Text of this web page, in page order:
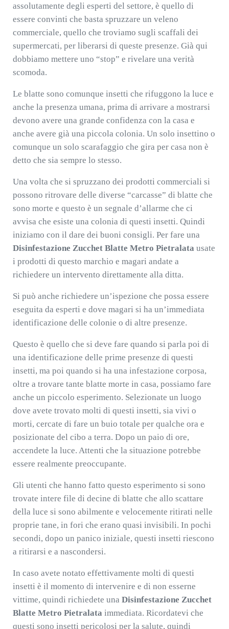
assolutamente degli esperti del settore, è quello di
essere convinti che basta spruzzare un veleno
commerciale, quello che troviamo sugli scaffali dei
supermercati, per liberarsi di queste presenze. Già qui
dobbiamo mettere uno “stop” e rivelare una verità
scomoda.
Le blatte sono comunque insetti che rifuggono la luce e
anche la presenza umana, prima di arrivare a mostrarsi
devono avere una grande confidenza con la casa e
anche avere già una piccola colonia. Un solo insettino o
comunque un solo scarafaggio che gira per casa non è
detto che sia sempre lo stesso.
Una volta che si spruzzano dei prodotti commerciali si
possono ritrovare delle diverse “carcasse” di blatte che
sono morte e questo è un segnale d’allarme che ci
avvisa che esiste una colonia di questi insetti. Quindi
iniziamo con il dare dei buoni consigli. Per fare una
Disinfestazione Zucchet Blatte Metro Pietralata usate
i prodotti di questo marchio e magari andate a
richiedere un intervento direttamente alla ditta.
Si può anche richiedere un’ispezione che possa essere
eseguita da esperti e dove magari si ha un’immediata
identificazione delle colonie o di altre presenze.
Questo è quello che si deve fare quando si parla poi di
una identificazione delle prime presenze di questi
insetti, ma poi quando si ha una infestazione corposa,
oltre a trovare tante blatte morte in casa, possiamo fare
anche un piccolo esperimento. Selezionate un luogo
dove avete trovato molti di questi insetti, sia vivi o
morti, cercate di fare un buio totale per qualche ora e
posizionate del cibo a terra. Dopo un paio di ore,
accendete la luce. Attenti che la situazione potrebbe
essere realmente preoccupante.
Gli utenti che hanno fatto questo esperimento si sono
trovate intere file di decine di blatte che allo scattare
della luce si sono abilmente e velocemente ritirati nelle
proprie tane, in fori che erano quasi invisibili. In pochi
secondi, dopo un panico iniziale, questi insetti riescono
a ritirarsi e a nascondersi.
In caso avete notato effettivamente molti di questi
insetti è il momento di intervenire e di non esserne
vittime, quindi richiedete una Disinfestazione Zucchet
Blatte Metro Pietralata immediata. Ricordatevi che
questi sono insetti pericolosi per la salute, quindi